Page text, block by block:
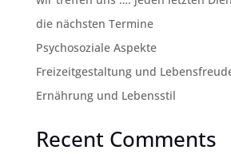
die nächsten Termine
Psychosoziale Aspekte
Freizeitgestaltung und
Ernährung und Lebensstil
Recent Comments